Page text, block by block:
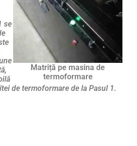
Matriță pe masina de
termoformare
se
de termoformare de la Pasul 1.